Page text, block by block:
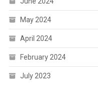
May 2024
April 2024
February 2024
July 2023